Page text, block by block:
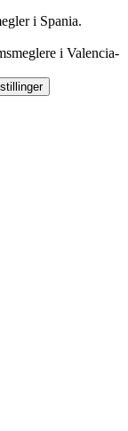
i Spania.
i Valencia-